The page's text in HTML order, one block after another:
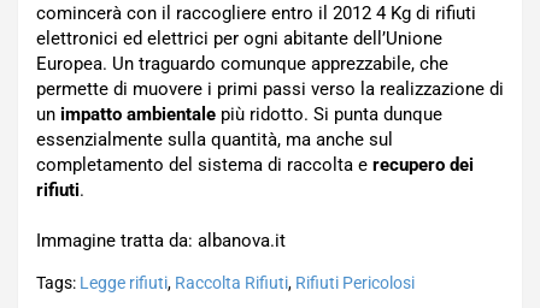
comincerà con il raccogliere entro il 2012 4 Kg di rifiuti
elettronici ed elettrici per ogni abitante dell’Unione
Europea. Un traguardo comunque apprezzabile, che
permette di muovere i primi passi verso la realizzazione di
un impatto ambientale più ridotto. Si punta dunque
essenzialmente sulla quantità, ma anche sul
completamento del sistema di raccolta e recupero dei
rifiuti.
Immagine tratta da: albanova.it
Tags: Legge rifiuti, Raccolta Rifiuti, Rifiuti Pericolosi